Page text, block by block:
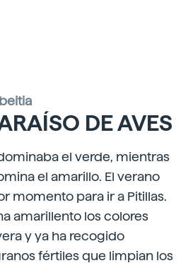
DE AVES
el verde, mientras
el amarillo. El verano
momento para ir a Pitillas.
amarillento los colores
y ya ha recogido
fértiles que limpian los